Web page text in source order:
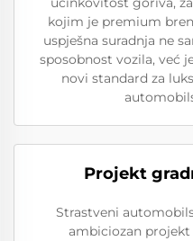
kojim je premium
uspješna suradnja ne
sposobnost vozila, već
novi standard za
Projekt
Strastveni
ambiciozan